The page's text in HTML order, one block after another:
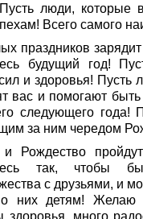
люди, которые
Всего самого
праздников
будущий год!
и здоровья! Пусть
вас и помогают
следующего года!
за ним чередом
Рождество
так, чтобы
с друзьями, и
о них детям! Желаю
здоровья, много